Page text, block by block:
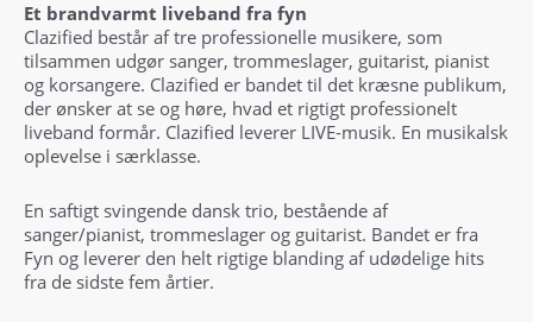
Et brandvarmt liveband fra fyn
Clazified består af tre professionelle musikere, som
tilsammen udgør sanger, trommeslager, guitarist, pianist
og korsangere. Clazified er bandet til det kræsne publikum,
der ønsker at se og høre, hvad et rigtigt professionelt
liveband formår. Clazified leverer LIVE-musik. En musikalsk
oplevelse i særklasse.
En saftigt svingende dansk trio, bestående af
sanger/pianist, trommeslager og guitarist. Bandet er fra
Fyn og leverer den helt rigtige blanding af udødelige hits
fra de sidste fem årtier.